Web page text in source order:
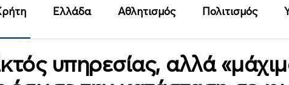
Ελλάδα Αθλητισμός Πολιτισμός
υπηρεσίας, αλλά